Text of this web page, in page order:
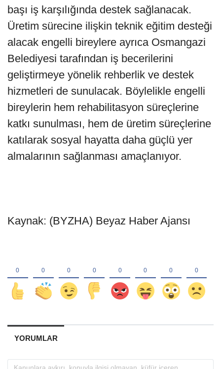
başı iş karşılığında destek sağlanacak.
Üretim sürecine ilişkin teknik eğitim desteği
alacak engelli bireylere ayrıca Osmangazi
Belediyesi tarafından iş becerilerini
geliştirmeye yönelik rehberlik ve destek
hizmetleri de sunulacak. Böylelikle engelli
bireylerin hem rehabilitasyon süreçlerine
katkı sunulması, hem de üretim süreçlerine
katılarak sosyal hayatta daha güçlü yer
almalarının sağlanması amaçlanıyor.
Kaynak: (BYZHA) Beyaz Haber Ajansı
YORUMLAR